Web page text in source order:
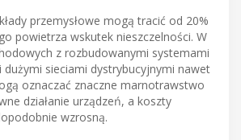
przemysłowe mogą tracić od 20%
powietrza wskutek nieszczelności. W
z rozbudowanymi systemami
dużymi sieciami dystrybucyjnymi nawet
oznaczać znaczne marnotrawstwo
działanie urządzeń, a koszty
wzrosną.